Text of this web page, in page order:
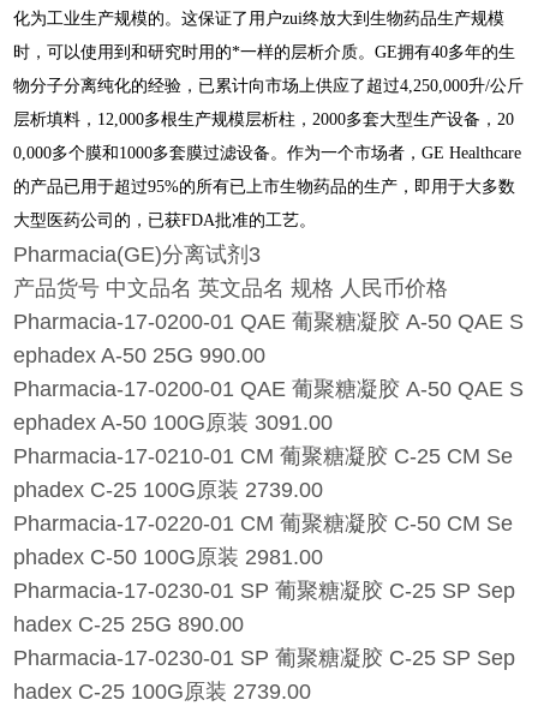
化为工业生产规模的。这保证了用户zui终放大到生物药品生产规模
时，可以使用到和研究时用的*一样的层析介质。GE拥有40多年的生
物分子分离纯化的经验，已累计向市场上供应了超过4,250,000升/公斤
层析填料，12,000多根生产规模层析柱，2000多套大型生产设备，20
0,000多个膜和1000多套膜过滤设备。作为一个市场者，GE Healthcare
的产品已用于超过95%的所有已上市生物药品的生产，即用于大多数
大型医药公司的，已获FDA批准的工艺。
Pharmacia(GE)分离试剂3
产品货号 中文品名 英文品名 规格 人民币价格
Pharmacia-17-0200-01 QAE 葡聚糖凝胶 A-50 QAE S
ephadex A-50 25G 990.00
Pharmacia-17-0200-01 QAE 葡聚糖凝胶 A-50 QAE S
ephadex A-50 100G原装 3091.00
Pharmacia-17-0210-01 CM 葡聚糖凝胶 C-25 CM Se
phadex C-25 100G原装 2739.00
Pharmacia-17-0220-01 CM 葡聚糖凝胶 C-50 CM Se
phadex C-50 100G原装 2981.00
Pharmacia-17-0230-01 SP 葡聚糖凝胶 C-25 SP Sep
hadex C-25 25G 890.00
Pharmacia-17-0230-01 SP 葡聚糖凝胶 C-25 SP Sep
hadex C-25 100G原装 2739.00